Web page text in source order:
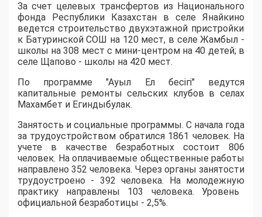
За счет целевых трансфертов из Национального
фонда Республики Казахстан в селе Янайкино
ведется строительство двухэтажной пристройки
к БатуринскойСОШ на 120 мест, в селе Жамбыл -
школы на 308 мест с мини-центром на 40 детей; в
селе Щапово - школы на 420 мест.
По программе "Ауыл Ел бесігі"ведутся
капитальные ремонты сельских клубов в селах
Махамбет и Егиндыбулак.
Занятость и социальные программы. С начала года
за трудоустройством обратился1861 человек. На
учете в качестве безработных
состоит
806
человек. На оплачиваемые общественные работы
направлено 352 человека. Через органы занятости
трудоустроено - 392 человека. На молодежную
практику направлены 103 человека. Уровень
официальной безработицы - 2,5%.